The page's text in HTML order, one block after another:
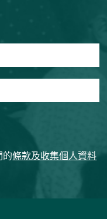
的條款及收集個人資料